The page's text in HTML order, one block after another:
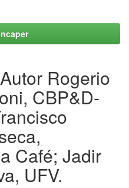
Rogerio
CBP&D-
Café; Jadir
UFV.